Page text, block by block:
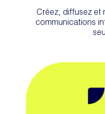
Créez, diffusez et
communications